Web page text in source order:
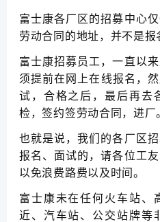
富士康各厂区的招募中心
劳动合同的地址，并不是报
富士康招募员工，一直以
须提前在网上在线报名，
试，合格之后，最后再去
检，签约签劳动合同，进厂
也就是说，我们的各厂区
报名、面试的，请各位工
以免浪费路费以及时间。
富士康未在任何火车站、
近、汽车站、公交站牌等